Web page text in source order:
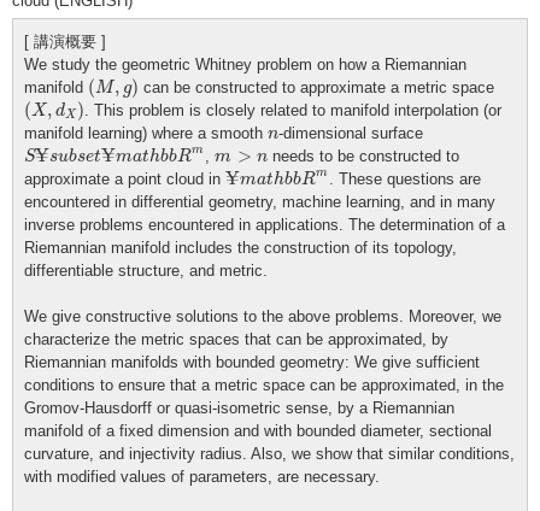
[ 講演概要 ]
We study the geometric Whitney problem on how a Riemannian
manifold ( M, g)
( M,g) can be constructed to approximate a metric space
( X , dX )
( X, X
. This problem is closely related to manifold interpolation (or
manifold learning) where a smooth n
n-dimensional surface
S¥subset¥mathbbRm
S¥s b t¥m th b b R m ,m > n
m >n
needs to be constructed to
approximate a point cloud in ¥mathbbRm
¥m h b b Rm
. These questions are
encountered in differential geometry, machine learning, and in many
inverse problems encountered in applications. The determination of a
Riemannian manifold includes the construction of its topology,
differentiable structure, and metric.
We give constructive solutions to the above problems. Moreover, we
characterize the metric spaces that can be approximated, by
Riemannian manifolds with bounded geometry: We give sufficient
conditions to ensure that a metric space can be approximated, in the
Gromov-Hausdorff or quasi-isometric sense, by a Riemannian
manifold of a fixed dimension and with bounded diameter, sectional
curvature, and injectivity radius. Also, we show that similar conditions,
with modified values of parameters, are necessary.